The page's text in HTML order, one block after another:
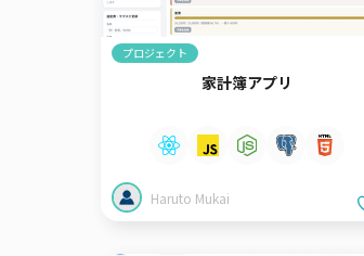
プロジェクト
家計簿アプリ
Haruto Mukai